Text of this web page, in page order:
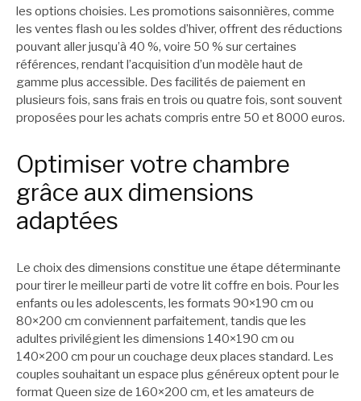
les options choisies. Les promotions saisonnières, comme
les ventes flash ou les soldes d’hiver, offrent des réductions
pouvant aller jusqu’à 40 %, voire 50 % sur certaines
références, rendant l’acquisition d’un modèle haut de
gamme plus accessible. Des facilités de paiement en
plusieurs fois, sans frais en trois ou quatre fois, sont souvent
proposées pour les achats compris entre 50 et 8000 euros.
Optimiser votre chambre
grâce aux dimensions
adaptées
Le choix des dimensions constitue une étape déterminante
pour tirer le meilleur parti de votre lit coffre en bois. Pour les
enfants ou les adolescents, les formats 90×190 cm ou
80×200 cm conviennent parfaitement, tandis que les
adultes privilégient les dimensions 140×190 cm ou
140×200 cm pour un couchage deux places standard. Les
couples souhaitant un espace plus généreux optent pour le
format Queen size de 160×200 cm, et les amateurs de